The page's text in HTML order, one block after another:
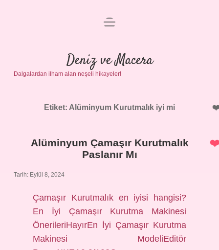
Anasayfa
Gizlilik Politikası
Yasal Uyarı
menüyü
Deniz ve Macera
Dalgalardan ilham alan neşeli hikayeler!
Etiket: Alüminyum Kurutmalık iyi mi
Alüminyum Çamaşır Kurutmalık
Paslanır Mı
Tarih: Eylül 8, 2024
Çamaşır Kurutmalık en iyisi hangisi?
En İyi Çamaşır Kurutma Makinesi
ÖnerileriHayırEn İyi Çamaşır Kurutma
Makinesi ModeliEditör